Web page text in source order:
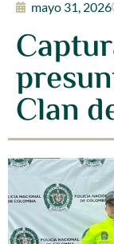
mayo 31, 2026
Clan